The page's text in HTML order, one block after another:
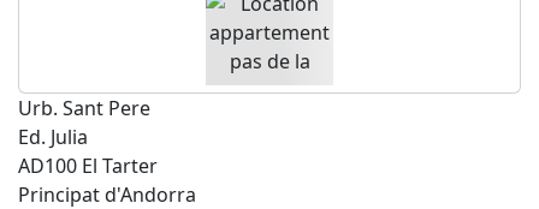
Urb. Sant Pere
Ed. Julia
AD100 El Tarter
Principat d'Andorra